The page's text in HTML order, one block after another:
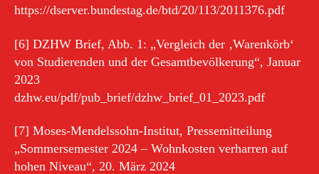
https://dserver.bundestag.de/btd/20/113/2011376.pdf
[6] DZHW Brief, Abb. 1: „Vergleich der ‚Warenkörb‘
von Studierenden und der Gesamtbevölkerung“, Januar
2023
dzhw.eu/pdf/pub_brief/dzhw_brief_01_2023.pdf
[7] Moses-Mendelssohn-Institut, Pressemitteilung
„Sommersemester 2024 – Wohnkosten verharren auf
hohen Niveau“, 20. März 2024